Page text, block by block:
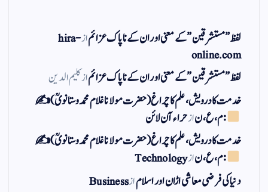
لفظ ” مستشرقین ” کے معنی اور ان کے نا پاک عزائمازhira-
online.com
لفظ ” مستشرقین ” کے معنی اور ان کے نا پاک عزائمازکلیم الدین
خدمت کا درویش، علم کا چراغ(حضرت مولانا غلام محمد وستانویؒ)✍
: م ، ع ، نازحراء آن لائن
خدمت کا درویش، علم کا چراغ(حضرت مولانا غلام محمد وستانویؒ)✍
: م ، ع ، نازTechnology
دنیا کی فرضی معاشی اڑان اور اسلامازBusiness